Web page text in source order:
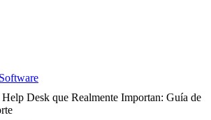
Desk que Realmente Importan: Guía de